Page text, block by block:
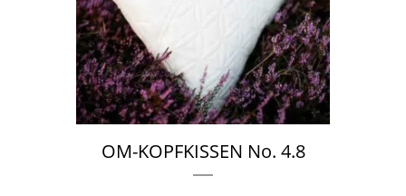
OM-KOPFKISSEN No. 4.8